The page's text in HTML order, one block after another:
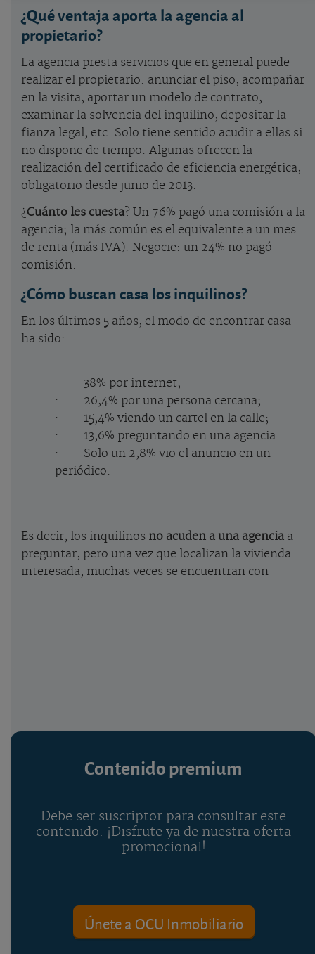
¿Quéventaja aporta la agencia al
propietario?
La agencia presta servicios que en general puede
realizar el propietario: anunciar el piso, acompañar
en la visita, aportar un modelo de contrato,
examinar la solvencia del inquilino, depositar la
fianza legal, etc. Solo tiene sentido acudir a ellas si
no dispone de tiempo. Algunas ofrecen la
realización del certificado de eficiencia energética,
obligatorio desde junio de 2013.
¿Cuánto les cuesta? Un 76% pagó una comisión a la
agencia; la más común es el equivalente a un mes
de renta (más IVA). Negocie: un 24% no pagó
comisión.
¿Cómo buscan casa los inquilinos?
En los últimos 5 años, el modo de encontrar casa
ha sido:
· 38% por internet;
· 26,4% por una persona cercana;
· 15,4% viendo un cartel en la calle;
· 13,6% preguntando en una agencia.
· Solo un 2,8% vio el anuncio en un
periódico.
Es decir, los inquilinos no acuden a una agencia a
preguntar, pero una vez que localizan la vivienda
interesada, muchas veces se encuentran con
Contenido premium
Debe ser suscriptor para consultar este
contenido. ¡Disfrute ya de nuestra oferta
promocional!
Únete a OCU Inmobiliario